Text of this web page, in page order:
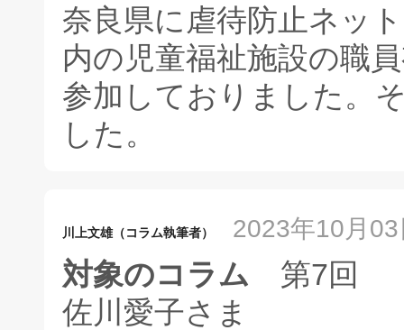
奈良県に虐待防止ネッ
内の児童福祉施設の職
参加しておりました。
した。
川上文雄（コラム執筆者） 2023年10月
対象のコラム 第7回
佐川愛子さま